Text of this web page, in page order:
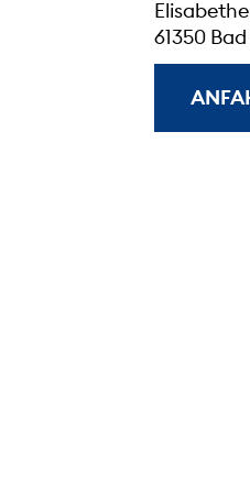
61350